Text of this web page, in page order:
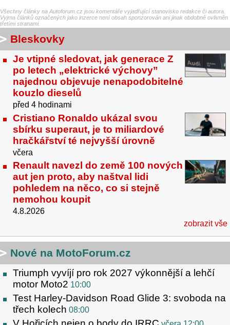
Všechny články na Autoforum.cz jsou komentáře vyjadřující stanovisko redakce či autora.
Vyjma článků označených jako inzerce není obsah sponzorován ani jinak obdobně ovlivněn
třetími stranami.
Bleskovky
Je vtipné sledovat, jak generace Z
po letech „elektrické výchovy”
najednou objevuje nenapodobitelné
kouzlo dieselů
před 4 hodinami
Cristiano Ronaldo ukázal svou
sbírku superaut, je to miliardové
hračkářství té nejvyšší úrovně
včera
Renault navezl do země 100 nových
aut jen proto, aby naštval lidi
pohledem na něco, co si stejně
nemohou koupit
4.8.2026
zobrazit vše
Nové na MotoForum.cz
Triumph vyvíjí pro rok 2027 výkonnější a lehčí
motor Moto2 10:00
Test Harley-Davidson Road Glide 3: svoboda na
třech kolech 08:00